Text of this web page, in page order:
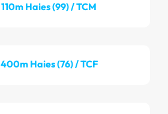
110m Haies (99) / TCM
400m Haies (76) / TCF